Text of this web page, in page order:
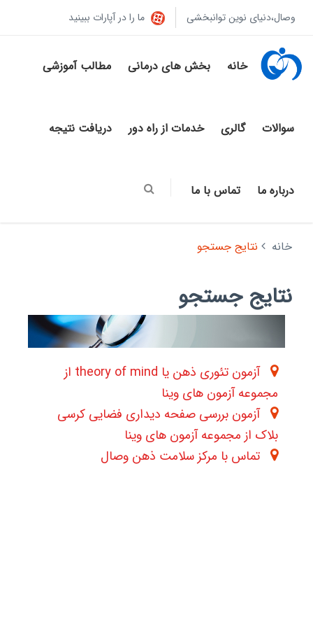
وصال،دنیای نوین توانبخشی ما را در آپارات ببینید
خانه بخش های درمانی مطالب آموزشی
سوالات گالری خدمات از راه دور دریافت نتیجه
درباره ما تماس با ما
خانه نتایج جستجو
نتایج جستجو
آزمون تئوری ذهن یا theory of mind از
مجموعه آزمون های وینا
آزمون بررسی صفحه دیداری فضایی کرسی
بلاک از مجموعه آزمون های وینا
تماس با مرکز سلامت ذهن وصال